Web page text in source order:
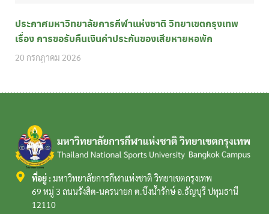
ประกาศมหาวิทยาลัยการกีฬาแห่งชาติ วิทยาเขตกรุงเทพ
เรื่อง การขอรับคืนเงินค่าประกันของเสียหายหอพัก
20 กรกฎาคม 2026
ที่อยู่ : มหาวิทยาลัยการกีฬาแห่งชาติ วิทยาเขตกรุงเทพ
69 หมู่ 3 ถนนรังสิต-นครนายก ต.บึงน้ำรักษ์ อ.ธัญบุรี ปทุมธานี
12110